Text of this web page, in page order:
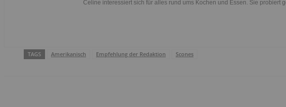
Celine interessiert sich für alles rund ums Kochen und Essen. Sie probiert
TAGS Amerikanisch Empfehlung der Redaktion Scones